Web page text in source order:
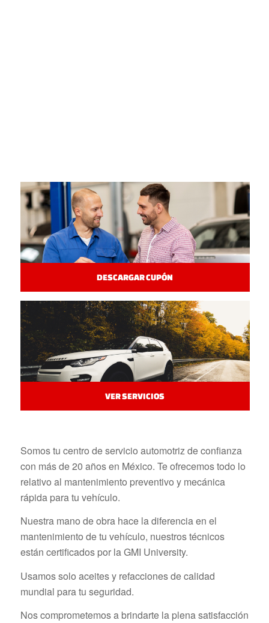
DESCARGAR CUPÓN
VER SERVICIOS
Somos tu centro de servicio automotriz de confianza
con más de 20 años en México. Te ofrecemos todo lo
relativo al mantenimiento preventivo y mecánica
rápida para tu vehículo.
Nuestra mano de obra hace la diferencia en el
mantenimiento de tu vehículo, nuestros técnicos
están certificados por la GMI University.
Usamos solo aceites y refacciones de calidad
mundial para tu seguridad.
Nos comprometemos a brindarte la plena satisfacción